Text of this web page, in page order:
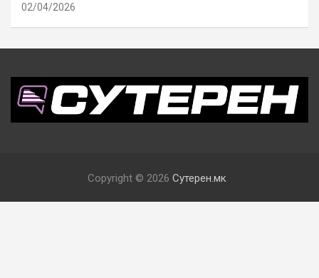
02/04/2026
Copyright © 2026 Сутерен.мк